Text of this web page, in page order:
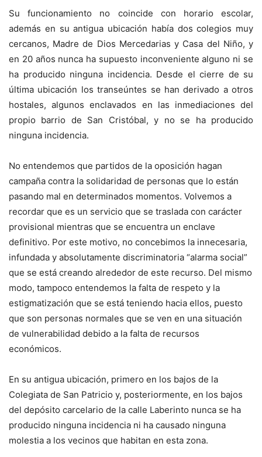
Su funcionamiento no coincide con horario escolar,
además en su antigua ubicación había dos colegios muy
cercanos, Madre de Dios Mercedarias y Casa del Niño, y
en 20 años nunca ha supuesto inconveniente alguno ni se
ha producido ninguna incidencia. Desde el cierre de su
última ubicación los transeúntes se han derivado a otros
hostales, algunos enclavados en las inmediaciones del
propio barrio de San Cristóbal, y no se ha producido
ninguna incidencia.
No entendemos que partidos de la oposición hagan
campaña contra la solidaridad de personas que lo están
pasando mal en determinados momentos. Volvemos a
recordar que es un servicio que se traslada con carácter
provisional mientras que se encuentra un enclave
definitivo. Por este motivo, no concebimos la innecesaria,
infundada y absolutamente discriminatoria “alarma social”
que se está creando alrededor de este recurso. Del mismo
modo, tampoco entendemos la falta de respeto y la
estigmatización que se está teniendo hacia ellos, puesto
que son personas normales que se ven en una situación
de vulnerabilidad debido a la falta de recursos
económicos.
En su antigua ubicación, primero en los bajos de la
Colegiata de San Patricio y, posteriormente, en los bajos
del depósito carcelario de la calle Laberinto nunca se ha
producido ninguna incidencia ni ha causado ninguna
molestia a los vecinos que habitan en esta zona.